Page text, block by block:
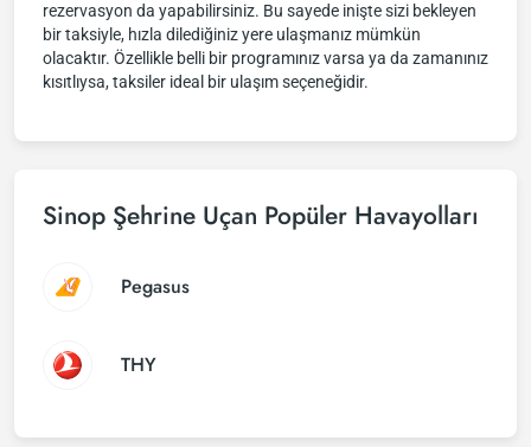
rezervasyon da yapabilirsiniz. Bu sayede inişte sizi bekleyen
bir taksiyle, hızla dilediğiniz yere ulaşmanız mümkün
olacaktır. Özellikle belli bir programınız varsa ya da zamanınız
kısıtlıysa, taksiler ideal bir ulaşım seçeneğidir.
Sinop Şehrine Uçan Popüler Havayolları
Pegasus
THY